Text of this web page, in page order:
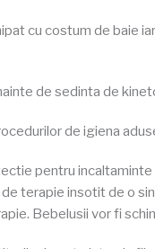
cu costum de baie
de sedinta de
de igiena
pentru
terapie insotit de o
Bebelusii vor fi